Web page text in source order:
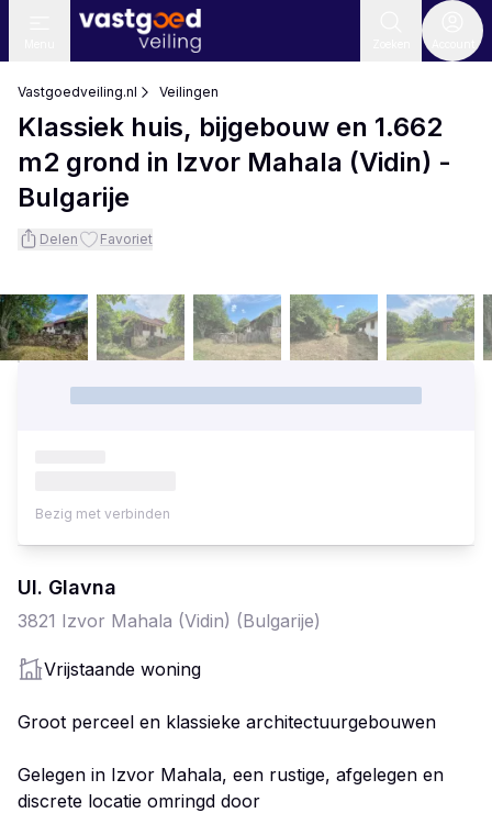
Vastgoedveiling.nl Veilingen
Klassiek huis, bijgebouw en 1.662
m2 grond in Izvor Mahala (Vidin) -
Bulgarije
Delen Favoriet
Ul. Glavna
3821 Izvor Mahala (Vidin) (Bulgarije)
Vrijstaande woning
Groot perceel en klassieke architectuurgebouwen
Gelegen in Izvor Mahala, een rustige, afgelegen en
discrete locatie omringd door
Bezig met verbinden